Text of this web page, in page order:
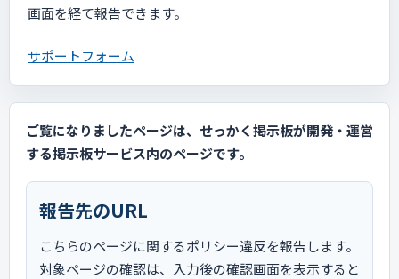
画面を経て報告できます。
サポートフォーム
ご覧になりましたページは、せっかく掲示板が開発・運営
する掲示板サービス内のページです。
報告先のURL
こちらのページに関するポリシー違反を報告します。
対象ページの確認は、入力後の確認画面を表示すると